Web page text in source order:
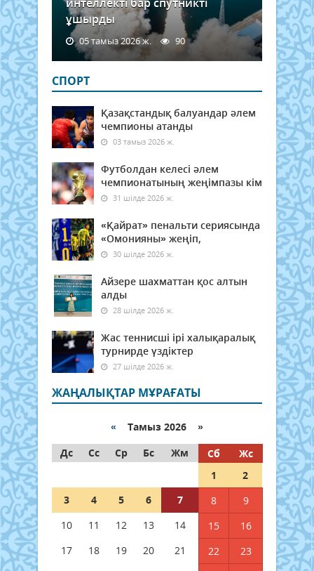
ұшырды
05 тамыз 2026 ж. 90
СПОРТ
Қазақстандық балуандар әлем
чемпионы атанды
03 тамыз 2026 ж.
Футболдан келесі әлем
чемпионатының жеңімпазы кім
31 шілде 2026 ж.
«Қайрат» пенальти сериясында
«Омонияны» жеңіп,
30 шілде 2026 ж.
Айзере шахматтан қос алтын
алды
28 шілде 2026 ж.
Жас теннисші ірі халықаралық
турнирде үздіктер
27 шілде 2026 ж.
ЖАҢАЛЫҚТАР МҰРАҒАТЫ
« Тамыз 2026 »
Дс
Сс Ср Бс Жм Сб
Жс
1
2
3
4 5 6 7 8
9
10
11 12 13 14 15
16
17
18 19 20 21 22
23